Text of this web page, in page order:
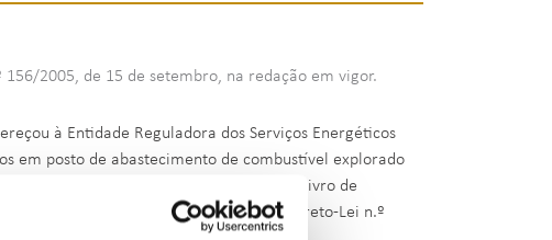
2005, de 15 de setembro, na redação em vigor.
à Entidade Reguladora dos Serviços Energéticos
em posto de abastecimento de combustível explorado
o original da folha preenchida no Livro de
alínea a) do n.º 1 do artigo 5.º do Decreto-Lei n.º